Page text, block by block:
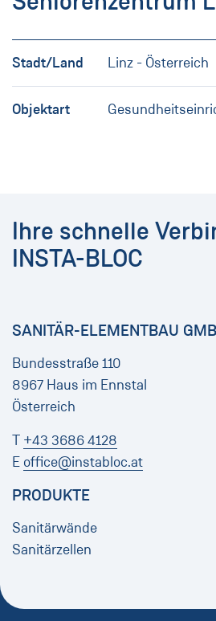
Stadt/Land Linz - Österreich
Objektart
Ihre schnelle
INSTA-BLOC
SANITÄR-ELEMENTBAU
Bundesstraße 110
8967 Haus im Ennstal
Österreich
T +43 3686 4128
E office@instabloc.at
PRODUKTE
Sanitärwände
Sanitärzellen